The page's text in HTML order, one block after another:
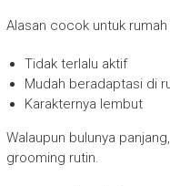
Alasan cocok untuk rumah
Tidak terlalu aktif
Mudah beradaptasi di
Karakternya lembut
Walaupun bulunya
grooming rutin.